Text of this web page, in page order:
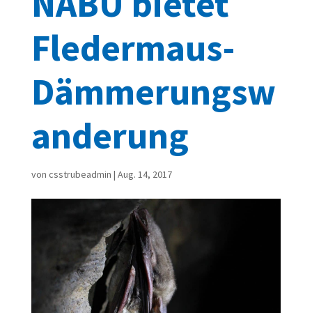
Fledermaus-
Dämmerungsw
anderung
von csstrubeadmin | Aug. 14, 2017